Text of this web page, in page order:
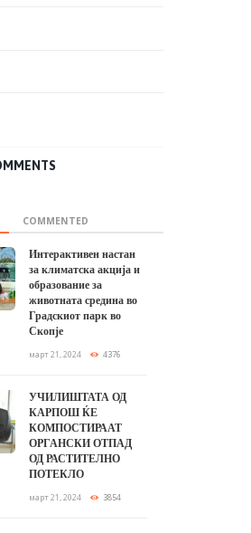
COMMENTED
Интерактивен настан
за климатска акција и
образование за
животната средина во
Градскиот парк во
Скопје
март 21, 2024 4376
УЧИЛИШТАТА ОД
КАРПОШ ЌЕ
КОМПОСТИРААТ
ОРГАНСКИ ОТПАД
ОД РАСТИТЕЛНО
ПОТЕКЛО
март 21, 2024 3854